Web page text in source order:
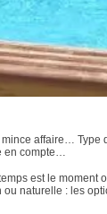
mince affaire… Type
en compte…
est le moment
naturelle : les